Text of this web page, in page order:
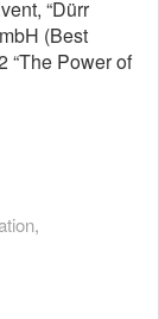
“Dürr
(Best
“The Power of
,